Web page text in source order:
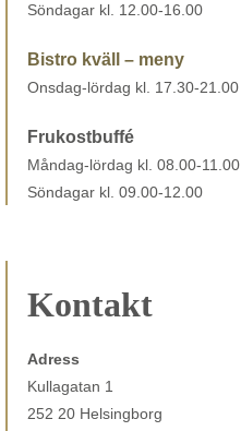
Söndagar kl. 12.00-16.00
Bistro kväll – meny
Onsdag-lördag kl. 17.30-21.00
Frukostbuffé
Måndag-lördag kl. 08.00-11.00
Söndagar kl. 09.00-12.00
Kontakt
Adress
Kullagatan 1
252 20 Helsingborg